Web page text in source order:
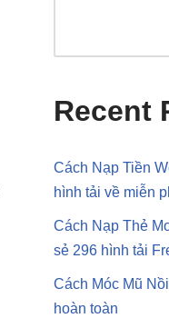
Recent
Cách Nạp Tiền
hình tải về miễn
Cách Nạp Thẻ
sẻ 296 hình tải
Cách Móc Mũ
hoàn toàn